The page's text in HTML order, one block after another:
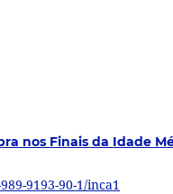
nos Finais da Idade
9193-90-1/inca1